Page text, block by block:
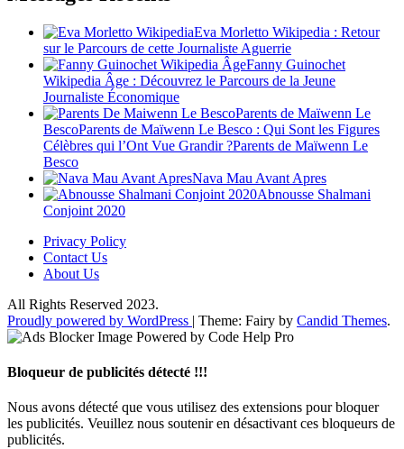
Eva Morletto Wikipedia : Retour
sur le Parcours de cette Journaliste Aguerrie
Fanny Guinochet
Wikipedia Âge : Découvrez le Parcours de la Jeune
Journaliste Économique
Parents de Maïwenn Le
BescoParents de Maïwenn Le Besco : Qui Sont les Figures
Célèbres qui l’Ont Vue Grandir ?Parents de Maïwenn Le
Besco
Nava Mau Avant Apres
Abnousse Shalmani
Conjoint 2020
Privacy Policy
Contact Us
About Us
All Rights Reserved 2023.
Proudly powered by WordPress | Theme: Fairy by Candid Themes.
Bloqueur de publicités détecté !!!
Nous avons détecté que vous utilisez des extensions pour bloquer
les publicités. Veuillez nous soutenir en désactivant ces bloqueurs de
publicités.